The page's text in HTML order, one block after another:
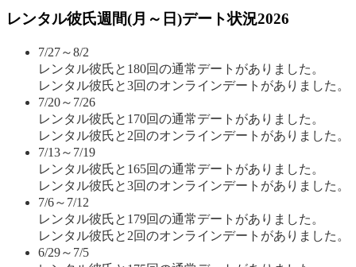
レンタル彼氏週間(月～日)デート状況2026
7/27～8/2
レンタル彼氏と180回の通常デートがありました。
レンタル彼氏と3回のオンラインデートがありました。
7/20～7/26
レンタル彼氏と170回の通常デートがありました。
レンタル彼氏と2回のオンラインデートがありました。
7/13～7/19
レンタル彼氏と165回の通常デートがありました。
レンタル彼氏と3回のオンラインデートがありました。
7/6～7/12
レンタル彼氏と179回の通常デートがありました。
レンタル彼氏と2回のオンラインデートがありました。
6/29～7/5